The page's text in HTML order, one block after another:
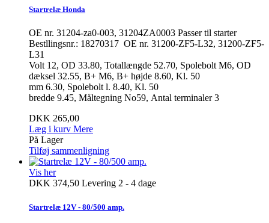
Startrelæ Honda
OE nr. 31204-za0-003, 31204ZA0003 Passer til starter
Bestllingsnr.: 18270317 OE nr. 31200-ZF5-L32, 31200-ZF5-
L31
Volt 12, OD 33.80, Totallængde 52.70, Spolebolt M6, OD
dæksel 32.55, B+ M6, B+ højde 8.60, Kl. 50
mm 6.30, Spolebolt l. 8.40, Kl. 50
bredde 9.45, Måltegning No59, Antal terminaler 3
DKK 265,00
Læg i kurv Mere
På Lager
Tilføj sammenligning
Vis her
DKK 374,50 Levering 2 - 4 dage
Startrelæ 12V - 80/500 amp.